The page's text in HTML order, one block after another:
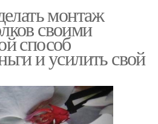
монтаж
своими
способ
и усилить свой